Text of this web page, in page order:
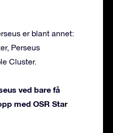
er blant annet:
Perseus
Cluster.
ved bare få
med OSR Star